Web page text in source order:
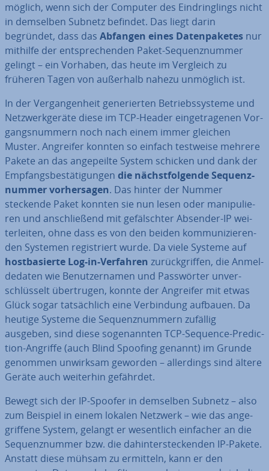
möglich, wenn sich der Computer des Ein­dring­lings nicht
in demselben Subnetz befindet. Das liegt darin
begründet, dass das Abfangen eines Da­ten­pa­ke­tes nur
mithilfe der ent­spre­chen­den Paket-Se­quenz­num­mer
gelingt – ein Vorhaben, das heute im Vergleich zu
früheren Tagen von außerhalb nahezu unmöglich ist.
In der Ver­gan­gen­heit ge­ne­rier­ten Be­triebs­sys­te­me und
Netz­werk­ge­rä­te diese im TCP-Header ein­ge­tra­ge­nen Vor­
gangs­num­mern noch nach einem immer gleichen
Muster. Angreifer konnten so einfach testweise mehrere
Pakete an das an­ge­peil­te System schicken und dank der
Emp­fangs­be­stä­ti­gun­gen die nächst­fol­gen­de Se­quenz­
num­mer vor­her­sa­gen. Das hinter der Nummer
steckende Paket konnten sie nun lesen oder ma­ni­pu­lie­
ren und an­schlie­ßend mit ge­fälsch­ter Absender-IP wei­
ter­lei­ten, ohne dass es von den beiden kom­mu­ni­zie­ren­
den Systemen re­gis­triert wurde. Da viele Systeme auf
host­ba­sier­te Log-in-Verfahren zu­rück­grif­fen, die An­mel­
de­da­ten wie Be­nut­zer­na­men und Pass­wör­ter un­ver­
schlüs­selt über­tru­gen, konnte der Angreifer mit etwas
Glück sogar tat­säch­lich eine Ver­bin­dung aufbauen. Da
heutige Systeme die Se­quenz­num­mern zufällig
ausgeben, sind diese so­ge­nann­ten TCP-Sequence-Pre­dic­
tion-Angriffe (auch Blind Spoofing genannt) im Grunde
genommen unwirksam geworden – al­ler­dings sind ältere
Geräte auch weiterhin gefährdet.
Bewegt sich der IP-Spoofer in demselben Subnetz – also
zum Beispiel in einem lokalen Netzwerk – wie das an­ge­
grif­fe­ne System, gelangt er we­sent­lich einfacher an die
Se­quenz­num­mer bzw. die da­hin­ter­ste­cken­den IP-Pakete.
Anstatt diese mühsam zu ermitteln, kann er den